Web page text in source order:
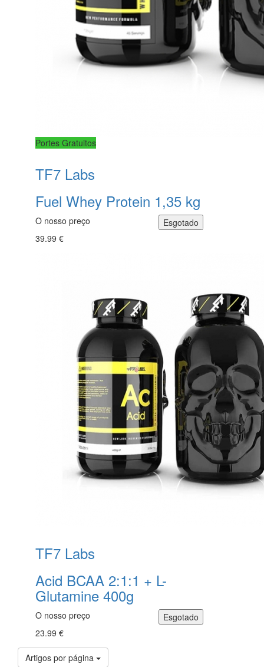
Portes Gratuitos
TF7 Labs
Fuel Whey Protein 1,35 kg
O nosso preço
39.99 €
TF7 Labs
Acid BCAA 2:1:1 + L-
Glutamine 400g
O nosso preço
23.99 €
Artigos por página